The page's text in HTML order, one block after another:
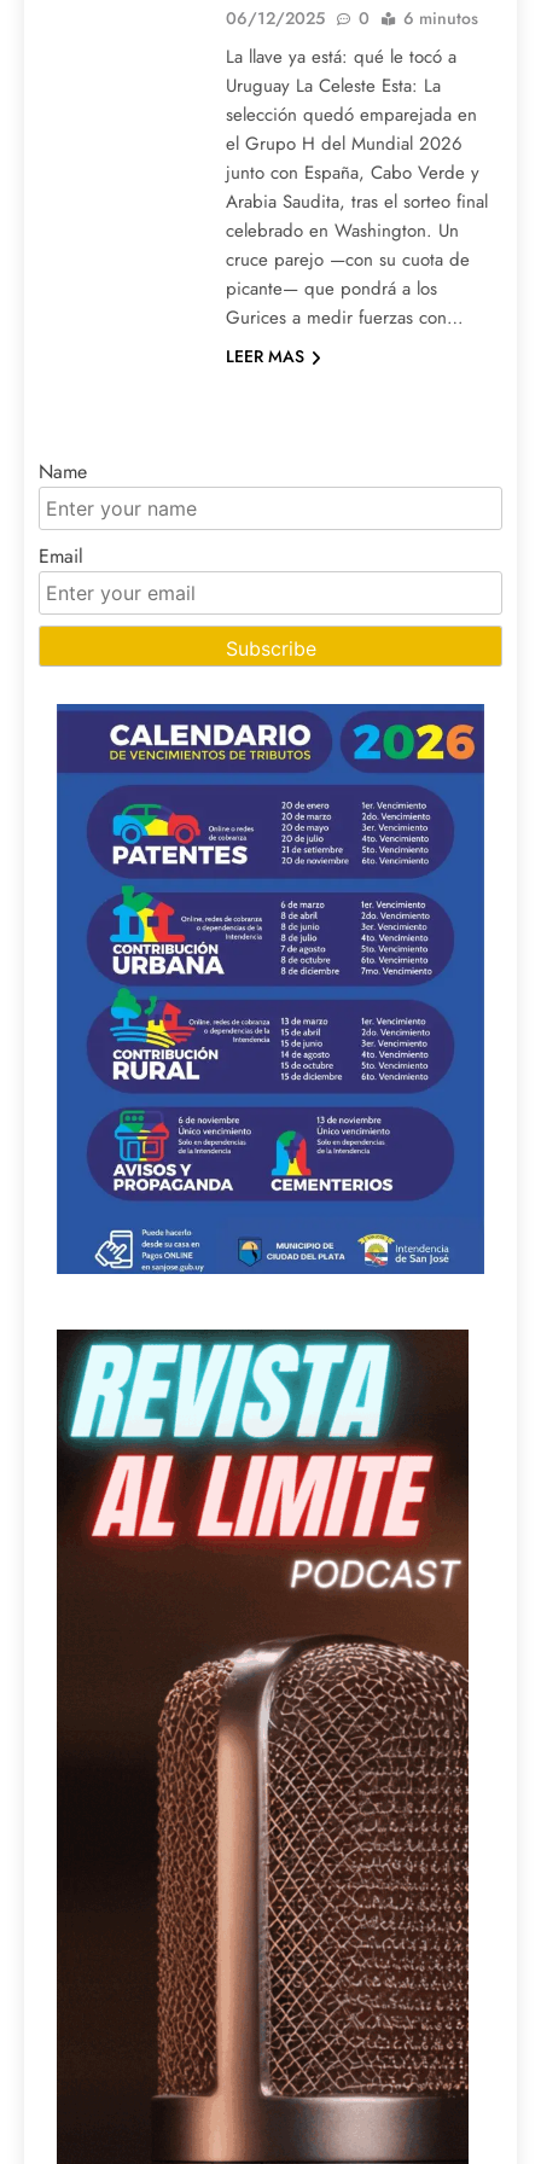
06/12/2025
0 6 minutos
La llave ya está: qué le tocó a
Uruguay La Celeste Esta: La
selección quedó emparejada en
el Grupo H del Mundial 2026
junto con España, Cabo Verde y
Arabia Saudita, tras el sorteo final
celebrado en Washington. Un
cruce parejo —con su cuota de
picante— que pondrá a los
Gurices a medir fuerzas con…
LEER MAS
Name
Email